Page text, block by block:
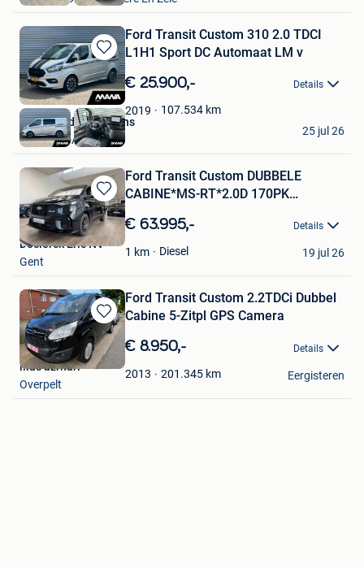
Bewaren
in
Mijn
Favorieten
Ford Transit Custom 310 2.0 TDCI
L1H1 Sport DC Automaat LM v
€ 25.900,- Details
2019 107.534 km
MANA Bedrijfswagens
ROOSENDAAL
25 jul 26
Bewaren
in
Mijn
Favorieten
Ford Transit Custom DUBBELE
CABINE*MS-RT*2.0D 170PK
€ 63.995,- Details
1 km Diesel
Declerck Eric NV
Gent
19 jul 26
Bewaren
in
Mijn
Favorieten
Ford Transit Custom 2.2TDCi Dubbel
Cabine 5-Zitpl GPS Camera
€ 8.950,- Details
2013 201.345 km
ilias azrhari
Overpelt
Eergisteren